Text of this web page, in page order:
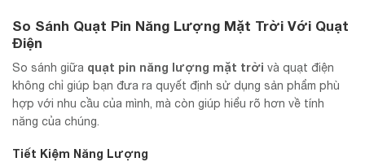
So Sánh Quạt Pin Năng Lượng Mặt Trời Với Quạt
Điện
So sánh giữa quạt pin năng lượng mặt trời và quạt điện
không chỉ giúp bạn đưa ra quyết định sử dụng sản phẩm phù
hợp với nhu cầu của mình, mà còn giúp hiểu rõ hơn về tính
năng của chúng.
Tiết Kiệm Năng Lượng